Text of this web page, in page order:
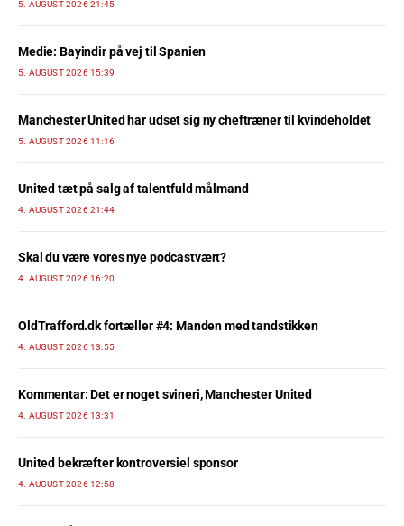
5. AUGUST 2026 21:45
Medie: Bayindir på vej til Spanien
5. AUGUST 2026 15:39
Manchester United har udset sig ny cheftræner til kvindeholdet
5. AUGUST 2026 11:16
United tæt på salg af talentfuld målmand
4. AUGUST 2026 21:44
Skal du være vores nye podcastvært?
4. AUGUST 2026 16:20
OldTrafford.dk fortæller #4: Manden med tandstikken
4. AUGUST 2026 13:55
Kommentar: Det er noget svineri, Manchester United
4. AUGUST 2026 13:31
United bekræfter kontroversiel sponsor
4. AUGUST 2026 12:58